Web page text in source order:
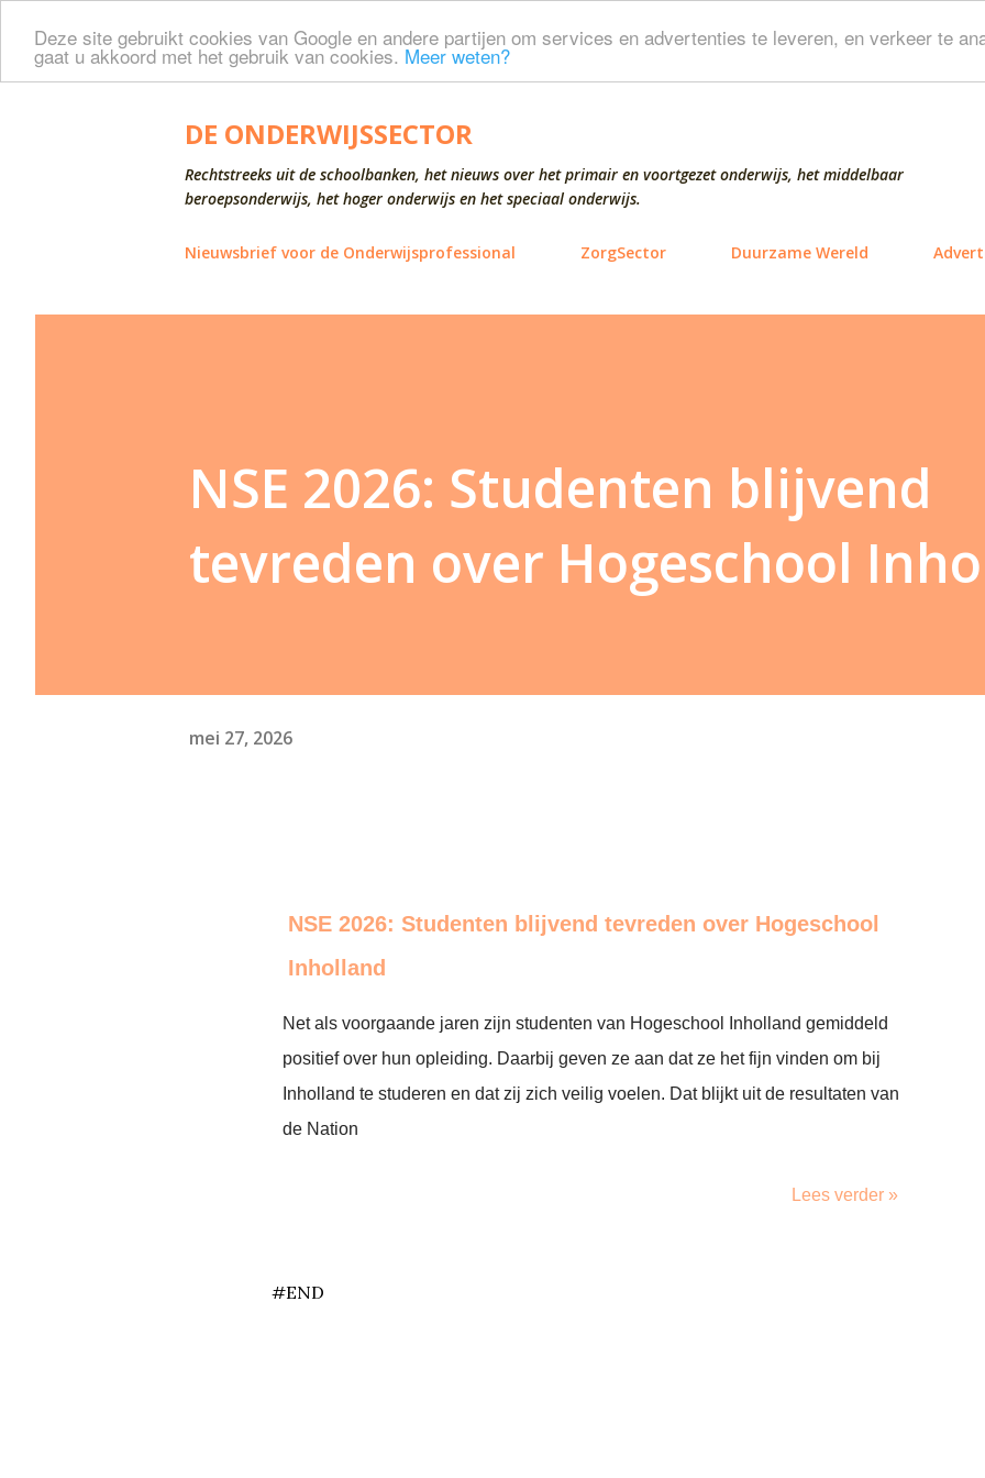
Deze site gebruikt cookies van Google en andere partijen om services en advertenties te leveren, en verkeer te
gaat u akkoord met het gebruik van cookies. Meer weten?
Doorgaan naar hoofdcontent
DE ONDERWIJSSECTOR
Rechtstreeks uit de schoolbanken, het nieuws over het primair en voortgezet onderwijs, het middelbaar
beroepsonderwijs, het hoger onderwijs en het speciaal onderwijs.
Nieuwsbrief voor de Onderwijsprofessional ZorgSector Duurzame Wereld
NSE 2026: Studenten blijvend
tevreden over Hogeschool
mei 27, 2026
NSE 2026: Studenten blijvend tevreden over Hogeschool
Inholland
Net als voorgaande jaren zijn studenten van Hogeschool Inholland gemiddeld
positief over hun opleiding. Daarbij geven ze aan dat ze het fijn vinden om bij
Inholland te studeren en dat zij zich veilig voelen. Dat blijkt uit de resultaten van
de Nation
Lees verder »
#END